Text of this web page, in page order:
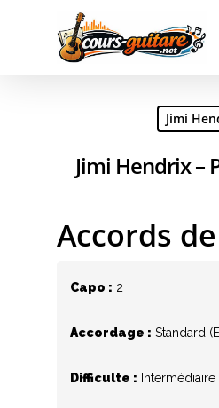
Hit enter to search or ESC
Jimi
Jimi Hendrix –
Accords
Capo : 2
Accordage : Standard
Difficulte : Intermédiaire